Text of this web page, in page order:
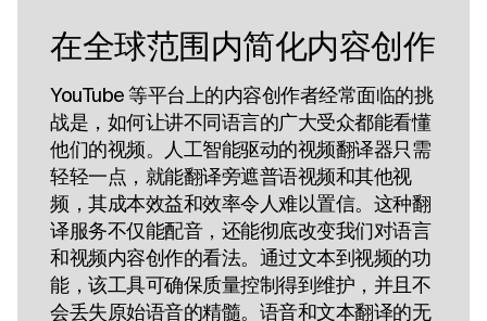
在全球范围内简化内容创作
YouTube 等平台上的内容创作者经常面临的挑
战是，如何让讲不同语言的广大受众都能看懂
他们的视频。人工智能驱动的视频翻译器只需
轻轻一点，就能翻译旁遮普语视频和其他视
频，其成本效益和效率令人难以置信。这种翻
译服务不仅能配音，还能彻底改变我们对语言
和视频内容创作的看法。通过文本到视频的功
能，该工具可确保质量控制得到维护，并且不
会丢失原始语音的精髓。语音和文本翻译的无